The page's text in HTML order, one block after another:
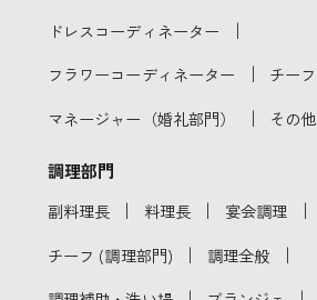
ドレスコーディネーター ｜
フラワーコーディネーター ｜ チー
マネージャー（婚礼部門） ｜ その
調理部門
副料理長 ｜ 料理長 ｜ 宴会調理 ｜
チーフ (調理部門) ｜ 調理全般 ｜